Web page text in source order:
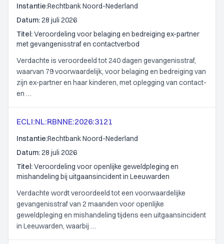
Instantie:Rechtbank Noord-Nederland
Datum:28 juli 2026
Titel:Veroordeling voor belaging en bedreiging ex-partner
met gevangenisstraf en contactverbod
Verdachte is veroordeeld tot 240 dagen gevangenisstraf,
waarvan 79 voorwaardelijk, voor belaging en bedreiging van
zijn ex-partner en haar kinderen, met oplegging van contact-
en …
ECLI:NL:RBNNE:2026:3121
Instantie:Rechtbank Noord-Nederland
Datum:28 juli 2026
Titel:Veroordeling voor openlijke geweldpleging en
mishandeling bij uitgaansincident in Leeuwarden
Verdachte wordt veroordeeld tot een voorwaardelijke
gevangenisstraf van 2 maanden voor openlijke
geweldpleging en mishandeling tijdens een uitgaansincident
in Leeuwarden, waarbij …